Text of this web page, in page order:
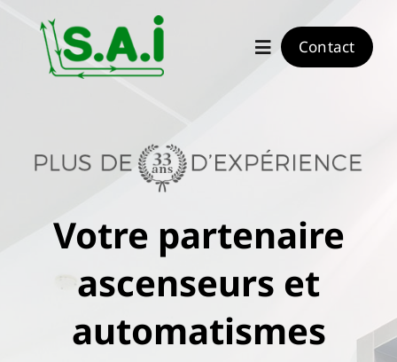
contenu
Navigation
Automatismes
Actualités
Contact
Votre partenaire
ascenseurs et
automatismes